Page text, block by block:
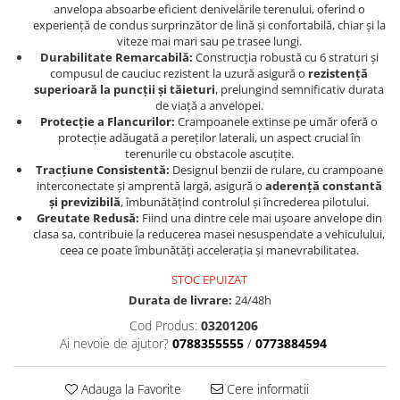
Ambreiaj
Fulie Variator
Intinzatoare Lant
Oala ambreiaj
PATINA GHIDAJ
Pinioane
Piulita ambreiaj & diferential
Role Variator
Schimbatoare Viteza
Slider fulie
Sistem Electric & Electronică
Baterii ATV
Bloc lumini
Blocuri Comenzi
Genti/Rucsacuri
ATV/Quad
Cagule/Masti
Casual
Copii
Protectii
OCHELARI
Protectii
Armura Moto
Proiectoare
Suveniruri
Transport
ACCESORII SNOWMOBIL
INTRETINERE MOTO & ATV
anvelopa absoarbe eficient denivelările terenului, oferind o
experiență de condus surprinzător de lină și confortabilă, chiar și la
viteze mai mari sau pe trasee lungi.
Durabilitate Remarcabilă: Construcția robustă cu 6 straturi și
compusul de cauciuc rezistent la uzură asigură o rezistență
superioară la puncții și tăieturi, prelungind semnificativ durata
de viață a anvelopei.
Protecție a Flancurilor: Crampoanele extinse pe umăr oferă o
protecție adăugată a pereților laterali, un aspect crucial în
terenurile cu obstacole ascuțite.
Tracțiune Consistentă: Designul benzii de rulare, cu crampoane
interconectate și amprentă largă, asigură o aderență constantă
și previzibilă, îmbunătățind controlul și încrederea pilotului.
Greutate Redusă: Fiind una dintre cele mai ușoare anvelope din
clasa sa, contribuie la reducerea masei nesuspendate a vehiculului,
ceea ce poate îmbunătăți accelerația și manevrabilitatea.
STOC EPUIZAT
Durata de livrare: 24/48h
Cod Produs: 03201206
Ai nevoie de ajutor? 0788355555 / 0773884594
Adauga la Favorite Cere informatii